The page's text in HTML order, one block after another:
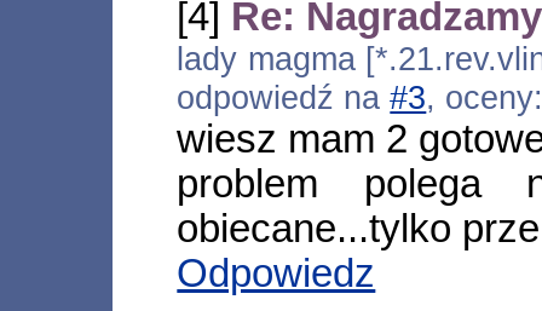
[4] Re:
lady magma
odpowiedź na#3,
wiesz mam 2
problem
obiecane...tylko
Odpowiedz